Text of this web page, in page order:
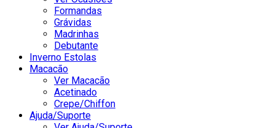
Formandas
Grávidas
Madrinhas
Debutante
Inverno Estolas
Macacão
Ver Macacão
Acetinado
Crepe/Chiffon
Ajuda/Suporte